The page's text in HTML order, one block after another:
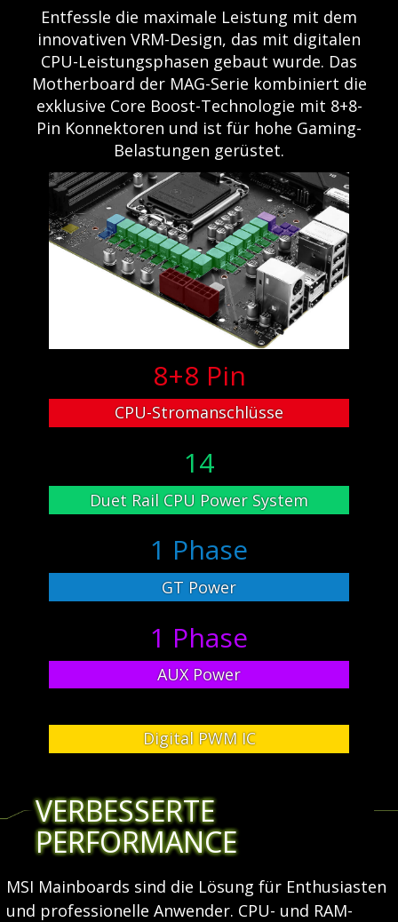
Entfessle die maximale Leistung mit dem
innovativen VRM-Design, das mit digitalen
CPU-Leistungsphasen gebaut wurde. Das
Motherboard der MAG-Serie kombiniert die
exklusive Core Boost-Technologie mit 8+8-
Pin Konnektoren und ist für hohe Gaming-
Belastungen gerüstet.
8+8 Pin
CPU-Stromanschlüsse
14
Duet Rail CPU Power System
1 Phase
GT Power
1 Phase
AUX Power
Digital PWM IC
VERBESSERTE
PERFORMANCE
MSI Mainboards sind die Lösung für Enthusiasten
und professionelle Anwender. CPU- und RAM-